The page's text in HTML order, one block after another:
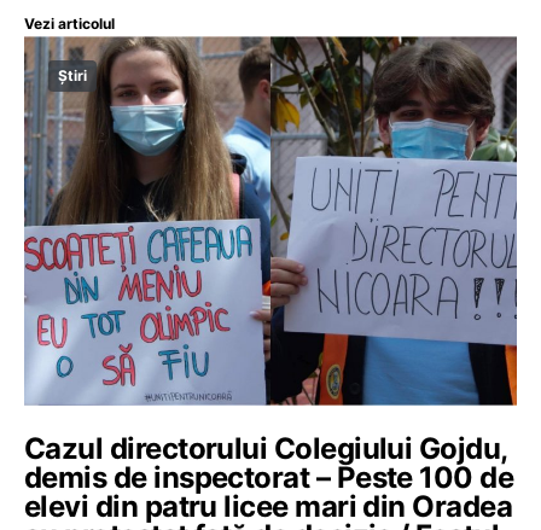
Vezi articolul
Știri
Cazul directorului Colegiului Gojdu,
demis de inspectorat – Peste 100 de
elevi din patru licee mari din Oradea